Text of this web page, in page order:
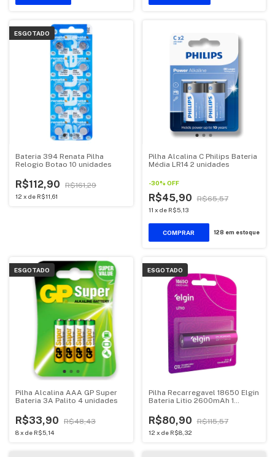
ESGOTADO
Bateria 394 Renata Pilha
Relogio Botao 10 unidades
R$112,90 R$161,29
12 x de R$11,61
Pilha Alcalina C Philips Bateria
Média LR14 2 unidades
-30% OFF
R$45,90 R$65,57
11 x de R$5,13
128 em estoque
ESGOTADO
Pilha Alcalina AAA GP Super
Bateria 3A Palito 4 unidades
R$33,90 R$48,43
8x de R$5,14
ESGOTADO
Pilha Recarregavel 18650 Elgin
Bateria Litio 2600mAh 1
R$80,90 R$115,57
12 x de R$8,32